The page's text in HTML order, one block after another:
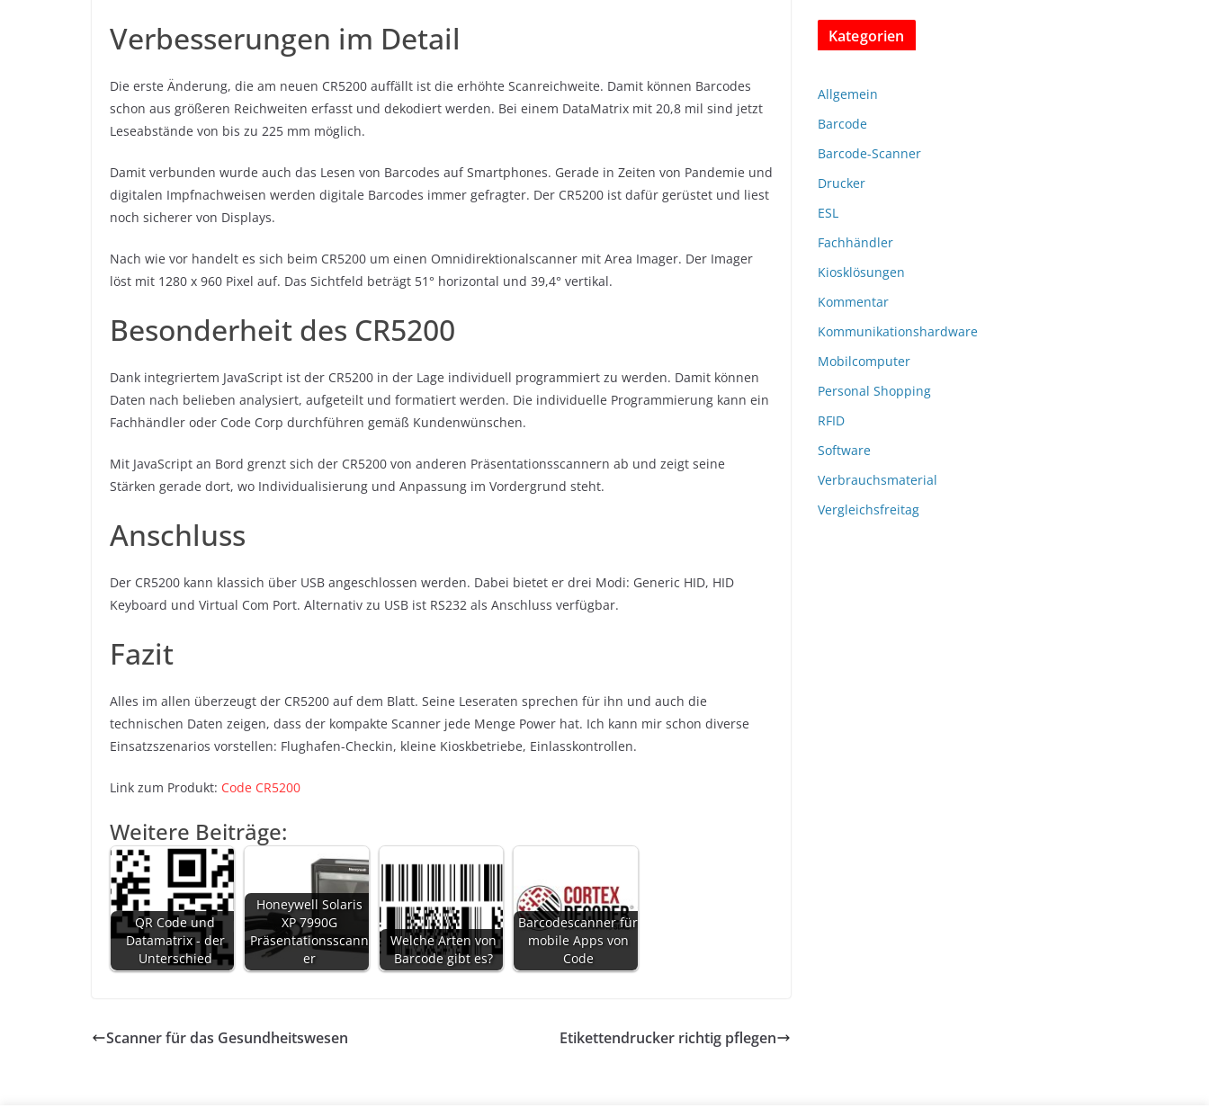
Verbesserungen im Detail
Die erste Änderung, die am neuen CR5200 auffällt ist die erhöhte Scanreichweite. Damit können Barcodes
schon aus größeren Reichweiten erfasst und dekodiert werden. Bei einem DataMatrix mit 20,8 mil sind jetzt
Leseabstände von bis zu 225 mm möglich.
Damit verbunden wurde auch das Lesen von Barcodes auf Smartphones. Gerade in Zeiten von Pandemie und
digitalen Impfnachweisen werden digitale Barcodes immer gefragter. Der CR5200 ist dafür gerüstet und liest
noch sicherer von Displays.
Nach wie vor handelt es sich beim CR5200 um einen Omnidirektionalscanner mit Area Imager. Der Imager
löst mit 1280 x 960 Pixel auf. Das Sichtfeld beträgt 51° horizontal und 39,4° vertikal.
Besonderheit des CR5200
Dank integriertem JavaScript ist der CR5200 in der Lage individuell programmiert zu werden. Damit können
Daten nach belieben analysiert, aufgeteilt und formatiert werden. Die individuelle Programmierung kann ein
Fachhändler oder Code Corp durchführen gemäß Kundenwünschen.
Mit JavaScript an Bord grenzt sich der CR5200 von anderen Präsentationsscannern ab und zeigt seine
Stärken gerade dort, wo Individualisierung und Anpassung im Vordergrund steht.
Anschluss
Der CR5200 kann klassich über USB angeschlossen werden. Dabei bietet er drei Modi: Generic HID, HID
Keyboard und Virtual Com Port. Alternativ zu USB ist RS232 als Anschluss verfügbar.
Fazit
Alles im allen überzeugt der CR5200 auf dem Blatt. Seine Leseraten sprechen für ihn und auch die
technischen Daten zeigen, dass der kompakte Scanner jede Menge Power hat. Ich kann mir schon diverse
Einsatzszenarios vorstellen: Flughafen-Checkin, kleine Kioskbetriebe, Einlasskontrollen.
Link zum Produkt: Code CR5200
Weitere Beiträge:
QR Code und
Datamatrix - der
Unterschied
Honeywell Solaris
XP 7990G
Präsentationsscann
er
Welche Arten von
Barcode gibt es?
Barcodescanner für
mobile Apps von
Code
Scanner für das Gesundheitswesen Etikettendrucker richtig pflegen
Kategorien
Allgemein
Barcode
Barcode-Scanner
Drucker
ESL
Fachhändler
Kiosklösungen
Kommentar
Kommunikationshardware
Mobilcomputer
Personal Shopping
RFID
Software
Verbrauchsmaterial
Vergleichsfreitag